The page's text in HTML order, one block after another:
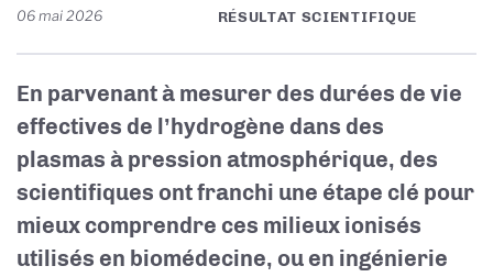
06 mai 2026 RÉSULTAT SCIENTIFIQUE
En parvenant à mesurer des durées de vie
effectives de l’hydrogène dans des
plasmas à pression atmosphérique, des
scientifiques ont franchi une étape clé pour
mieux comprendre ces milieux ionisés
utilisés en biomédecine, ou en ingénierie